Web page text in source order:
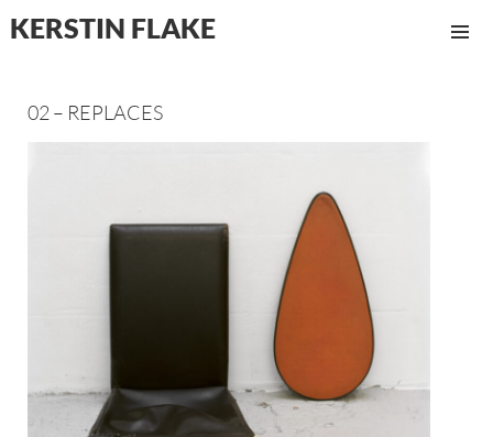
KERSTIN FLAKE
02 – REPLACES